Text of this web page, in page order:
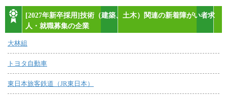
[2027年新卒採用]技術（建築、土木）関連の新着障がい者求
人・就職募集の企業
大林組
トヨタ自動車
東日本旅客鉄道（JR東日本）